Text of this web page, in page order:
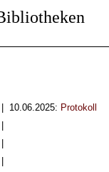
| 10.06.2025: Protokoll